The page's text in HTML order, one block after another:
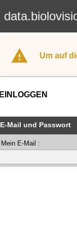
Um auf
EINLOGGEN
E-Mail und Passwort
Mein E-Mail :